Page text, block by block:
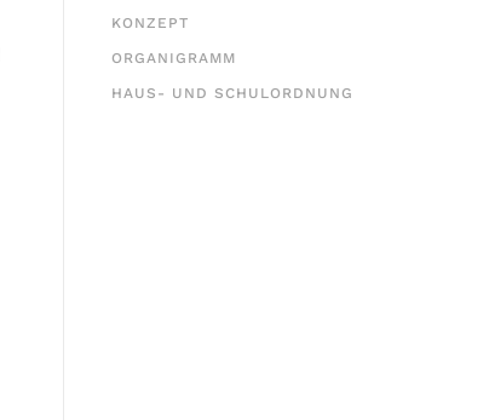
KONZEPT
ORGANIGRAMM
HAUS- UND SCHULORDNUNG